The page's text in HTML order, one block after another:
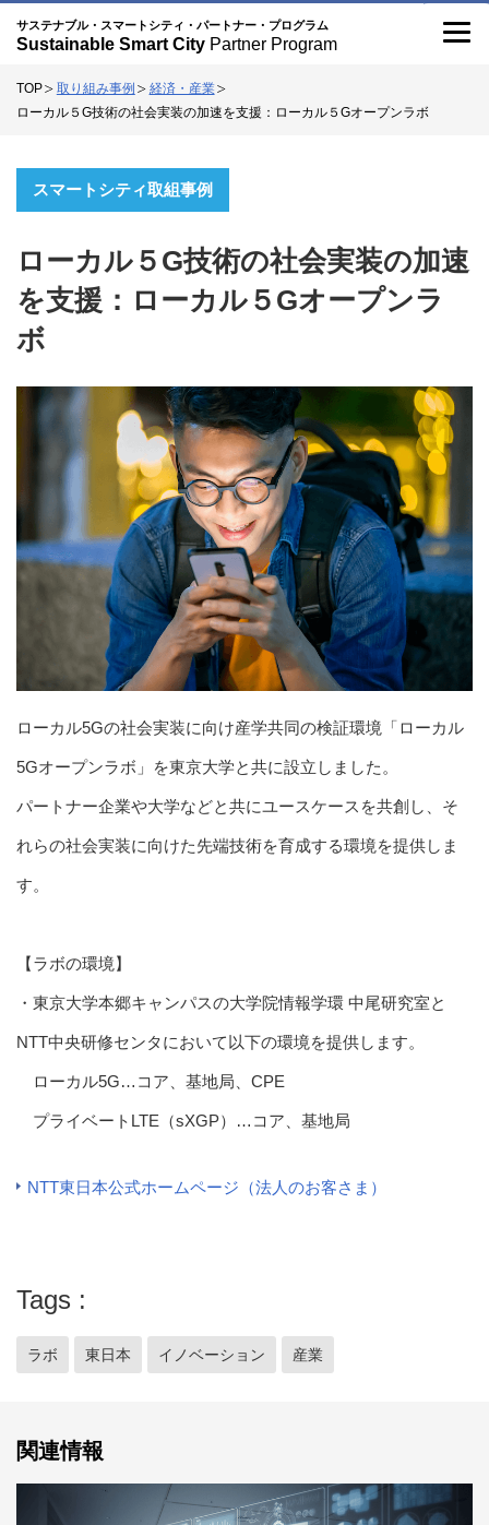
記
こ
に
て
サステナブル・スマートシティ・パートナー・プログラム
Sustainable Smart City Partner Program
TOP 取り組み事例
経済・産業
ローカル５G技術の社会実装の加速を支援：ローカル５Gオープンラボ
スマートシティ取組事例
ローカル５G技術の社会実装の加速
を支援：ローカル５Gオープンラ
ボ
ローカル5Gの社会実装に向け産学共同の検証環境「ローカル
5Gオープンラボ」を東京大学と共に設立しました。
パートナー企業や大学などと共にユースケースを共創し、そ
れらの社会実装に向けた先端技術を育成する環境を提供しま
す。
【ラボの環境】
・東京大学本郷キャンパスの大学院情報学環 中尾研究室と
NTT中央研修センタにおいて以下の環境を提供します。
ローカル5G…コア、基地局、CPE
プライベートLTE（sXGP）…コア、基地局
NTT東日本公式ホームページ（法人のお客さま）
Tags
ラボ 東日本 イノベーション 産業
関連情報